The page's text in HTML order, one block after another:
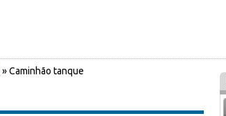
» Caminhão tanque